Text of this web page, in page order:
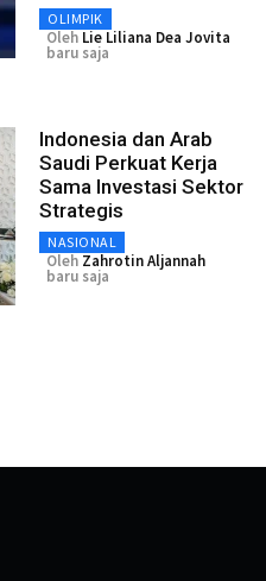
OLIMPIK
Oleh Lie Liliana Dea Jovita
baru saja
Indonesia dan Arab
Saudi Perkuat Kerja
Sama Investasi Sektor
Strategis
NASIONAL
Oleh Zahrotin Aljannah
baru saja